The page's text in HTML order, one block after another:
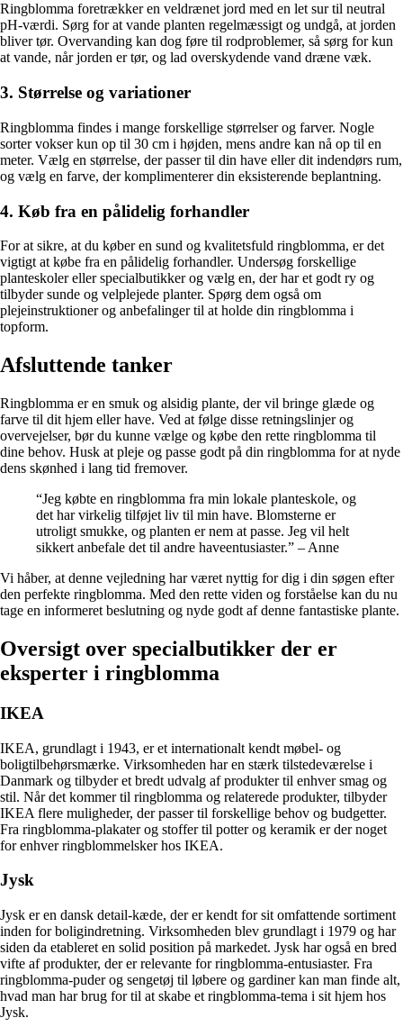
Ringblomma foretrækker en veldrænet jord med en let sur til neutral
pH-værdi. Sørg for at vande planten regelmæssigt og undgå, at jorden
bliver tør. Overvanding kan dog føre til rodproblemer, så sørg for kun
at vande, når jorden er tør, og lad overskydende vand dræne væk.
3. Størrelse og variationer
Ringblomma findes i mange forskellige størrelser og farver. Nogle
sorter vokser kun op til 30 cm i højden, mens andre kan nå op til en
meter. Vælg en størrelse, der passer til din have eller dit indendørs rum,
og vælg en farve, der komplimenterer din eksisterende beplantning.
4. Køb fra en pålidelig forhandler
For at sikre, at du køber en sund og kvalitetsfuld ringblomma, er det
vigtigt at købe fra en pålidelig forhandler. Undersøg forskellige
planteskoler eller specialbutikker og vælg en, der har et godt ry og
tilbyder sunde og velplejede planter. Spørg dem også om
plejeinstruktioner og anbefalinger til at holde din ringblomma i
topform.
Afsluttende tanker
Ringblomma er en smuk og alsidig plante, der vil bringe glæde og
farve til dit hjem eller have. Ved at følge disse retningslinjer og
overvejelser, bør du kunne vælge og købe den rette ringblomma til
dine behov. Husk at pleje og passe godt på din ringblomma for at nyde
dens skønhed i lang tid fremover.
“Jeg købte en ringblomma fra min lokale planteskole, og
det har virkelig tilføjet liv til min have. Blomsterne er
utroligt smukke, og planten er nem at passe. Jeg vil helt
sikkert anbefale det til andre haveentusiaster.” – Anne
Vi håber, at denne vejledning har været nyttig for dig i din søgen efter
den perfekte ringblomma. Med den rette viden og forståelse kan du nu
tage en informeret beslutning og nyde godt af denne fantastiske plante.
Oversigt over specialbutikker der er
eksperter i ringblomma
IKEA
IKEA, grundlagt i 1943, er et internationalt kendt møbel- og
boligtilbehørsmærke. Virksomheden har en stærk tilstedeværelse i
Danmark og tilbyder et bredt udvalg af produkter til enhver smag og
stil. Når det kommer til ringblomma og relaterede produkter, tilbyder
IKEA flere muligheder, der passer til forskellige behov og budgetter.
Fra ringblomma-plakater og stoffer til potter og keramik er der noget
for enhver ringblommelsker hos IKEA.
Jysk
Jysk er en dansk detail-kæde, der er kendt for sit omfattende sortiment
inden for boligindretning. Virksomheden blev grundlagt i 1979 og har
siden da etableret en solid position på markedet. Jysk har også en bred
vifte af produkter, der er relevante for ringblomma-entusiaster. Fra
ringblomma-puder og sengetøj til løbere og gardiner kan man finde alt,
hvad man har brug for til at skabe et ringblomma-tema i sit hjem hos
Jysk.